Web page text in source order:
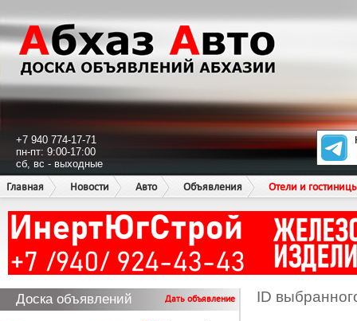
+7 940 774-17-71
пн-пт: 9:00-17:00
сб, вс - выходные
Главная
Новости Авто Объявления Отели и
Доска объявлений Дать объявление ID